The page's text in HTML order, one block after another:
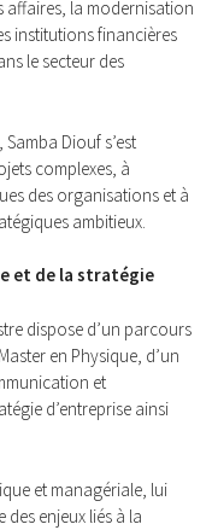
affaires, la modernisation
institutions financières
le secteur des
Diouf s’est
complexes, à
des organisations et à
ambitieux.
et de la stratégie
dispose d’un parcours
en Physique, d’un
et
d’entreprise ainsi
et managériale, lui
enjeux liés à la